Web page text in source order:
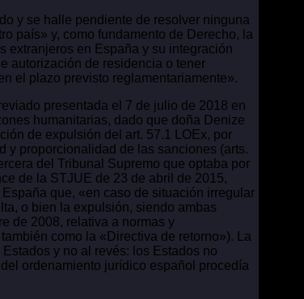
y se halle pendiente de resolver ninguna
país» y, como fundamento de Derecho, la
extranjeros en España y su integración
autorización de residencia o tener
el plazo previsto reglamentariamente».
presentada el 7 de julio de 2018 en
humanitarias, dado que doña Denize
de expulsión del art. 57.1 LOEx, por
y proporcionalidad de las sanciones (arts.
del Tribunal Supremo que optaba por
de la STJUE de 23 de abril de 2015,
que, «en caso de situación irregular
o bien la expulsión, siendo ambas
de 2008, relativa a normas y
como la «Directiva de retorno»). La
y no al revés: los Estados no
ordenamiento jurídico español procedía